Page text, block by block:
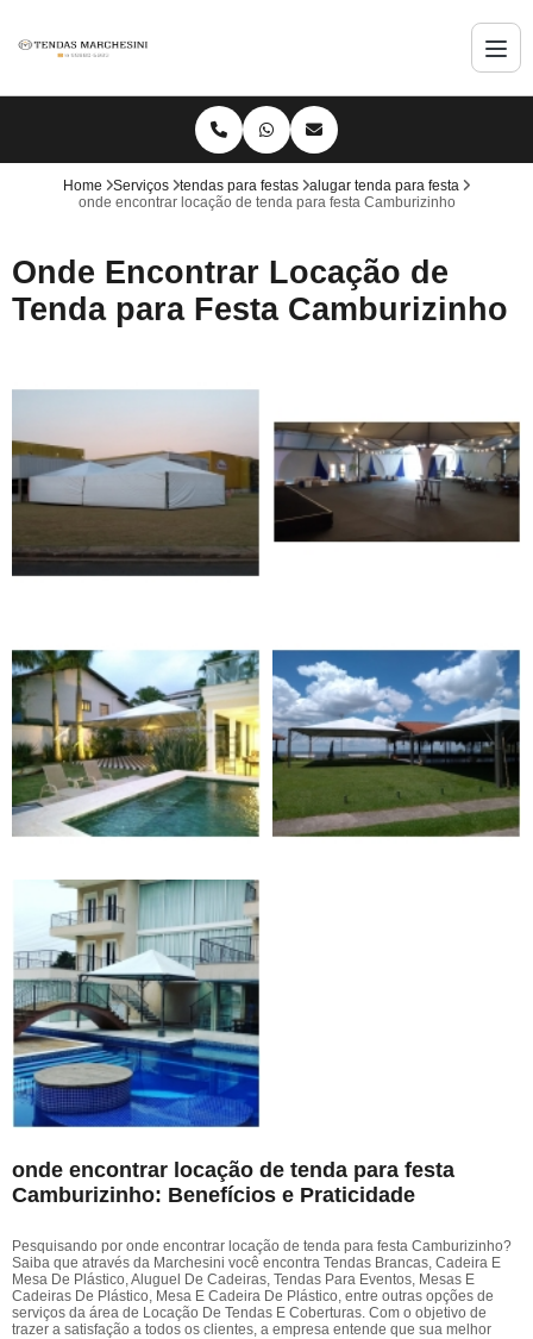
Home Serviços tendas para festas
alugar tenda para festa
onde encontrar locação de tenda para festa Camburizinho
Onde Encontrar Locação de
Tenda para Festa Camburizinho
onde encontrar locação de tenda para festa
Camburizinho: Benefícios e Praticidade
Pesquisando por onde encontrar locação de tenda para festa Camburizinho?
Saiba que através da Marchesini você encontra Tendas Brancas, Cadeira E
Mesa De Plástico, Aluguel De Cadeiras, Tendas Para Eventos, Mesas E
Cadeiras De Plástico, Mesa E Cadeira De Plástico, entre outras opções de
serviços da área de Locação De Tendas E Coberturas. Com o objetivo de
trazer a satisfação a todos os clientes, a empresa entende que sua melhor